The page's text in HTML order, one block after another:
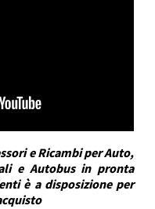
e Ricambi per Auto,
e Autobus in pronta
è a disposizione per